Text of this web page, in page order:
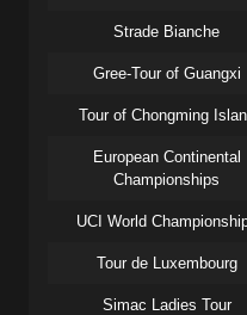
Strade Bianche
Gree-Tour of Guangxi
Tour of Chongming
European Continental
Championships
UCI World
Tour de Luxembourg
Simac Ladies Tour